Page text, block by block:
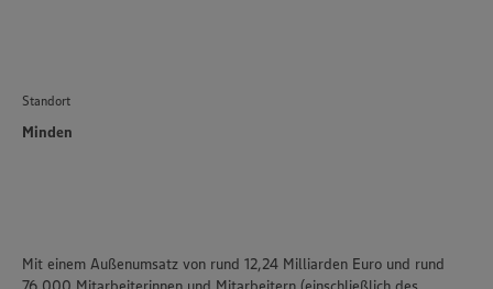
Standort
Minden
Mit einem Außenumsatz von rund 12,24 Milliarden Euro und rund